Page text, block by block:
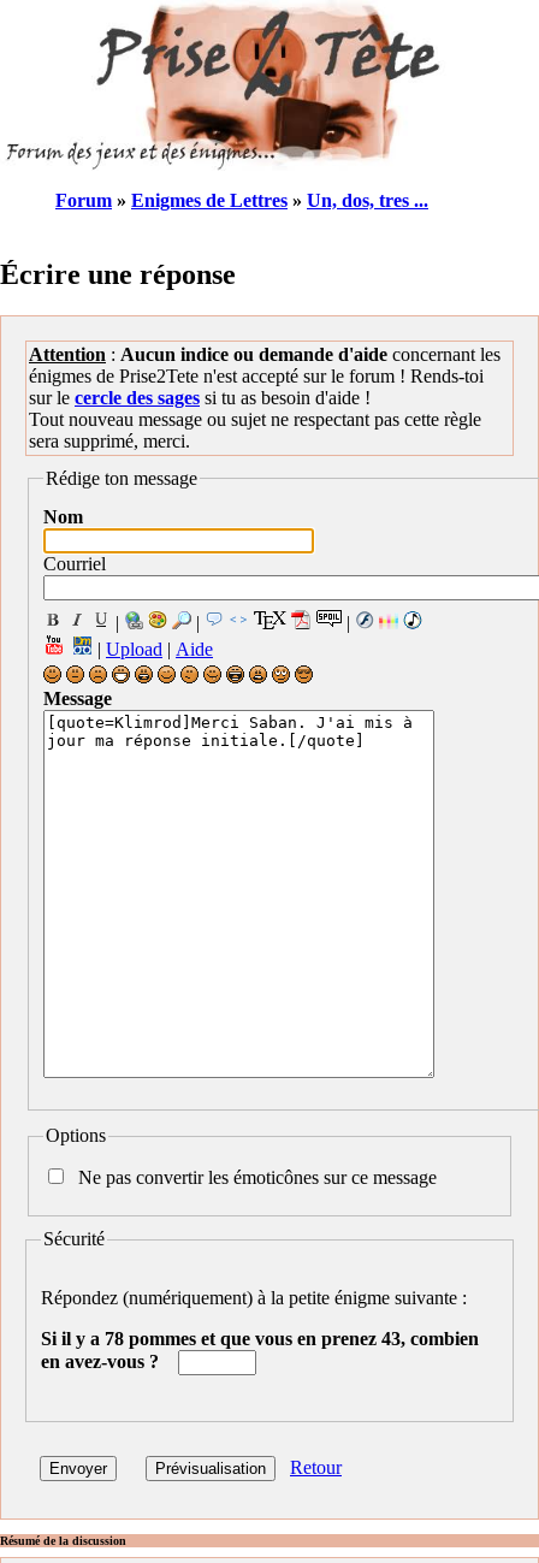
Forum » Enigmes de Lettres » Un, dos, tres ...
Écrire une réponse
Attention : Aucun indice ou demande d'aide concernant les
énigmes de Prise2Tete n'est accepté sur le forum ! Rends-toi
sur le cercle des sages si tu as besoin d'aide !
Tout nouveau message ou sujet ne respectant pas cette règle
sera supprimé, merci.
Rédige ton message
Nom
Courriel
| |
|
| Upload | Aide
Message
Options
Ne pas convertir les émoticônes sur ce message
Sécurité
Répondez (numériquement) à la petite énigme suivante :
Si il y a 78 pommes et que vous en prenez 43, combien
en avez-vous ?
Retour
Résumé de la discussion